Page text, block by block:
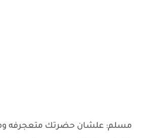
مسلم: علشان حضرتك متعجرفه